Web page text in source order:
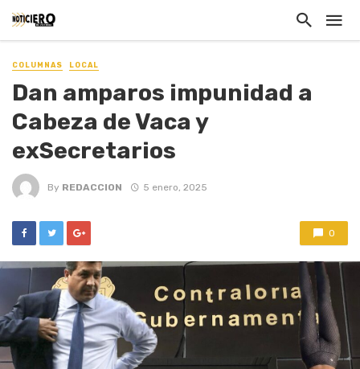
COLUMNAS LOCAL
Dan amparos impunidad a
Cabeza de Vaca y
exSecretarios
By REDACCION 5 enero, 2025
0